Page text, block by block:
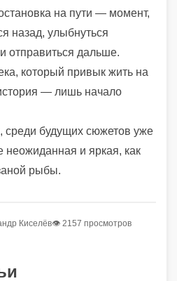
на пути — момент,
назад, улыбнуться
отправиться дальше.
который привык жить на
— лишь начало
среди будущих сюжетов уже
неожиданная и яркая, как
рыбы.
Киселёв👁 2157 просмотров